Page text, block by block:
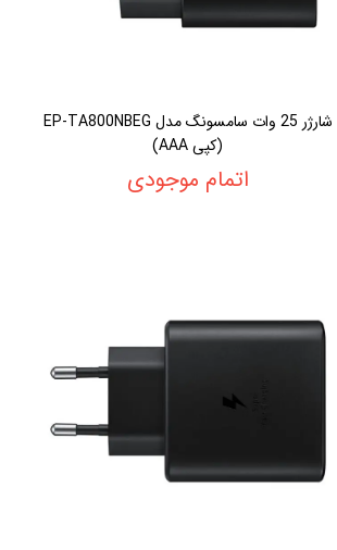
شارژر 25 وات سامسونگ مدل EP-TA800NBEG
(کپی AAA)
اتمام موجودی